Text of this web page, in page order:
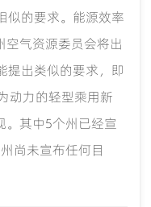
似的要求。能源效率
气资源委员会将出
提出类似的要求，即
动力的轻型乘用新
。其中5个州已经宣
尚未宣布任何目